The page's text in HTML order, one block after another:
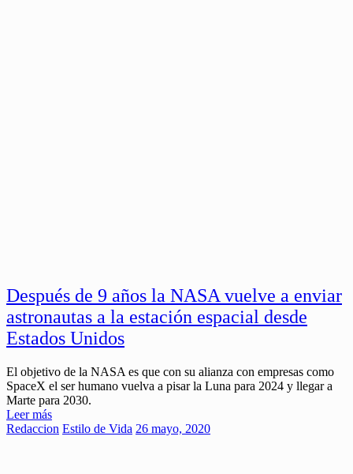
Después de 9 años la NASA vuelve a enviar
astronautas a la estación espacial desde
Estados Unidos
El objetivo de la NASA es que con su alianza con empresas como
SpaceX el ser humano vuelva a pisar la Luna para 2024 y llegar a
Marte para 2030.
Leer más
Redaccion Estilo de Vida 26 mayo, 2020